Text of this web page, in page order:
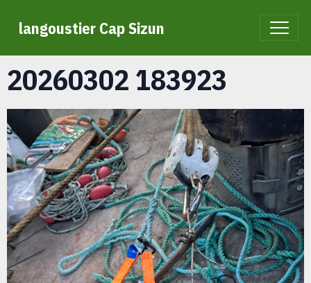
langoustier Cap Sizun
20260302 183923